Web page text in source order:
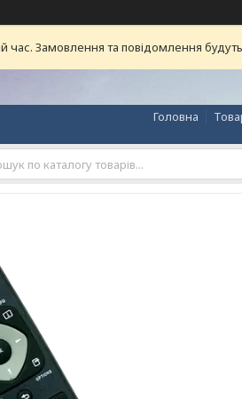
час. Замовлення та повідомлення
Головна